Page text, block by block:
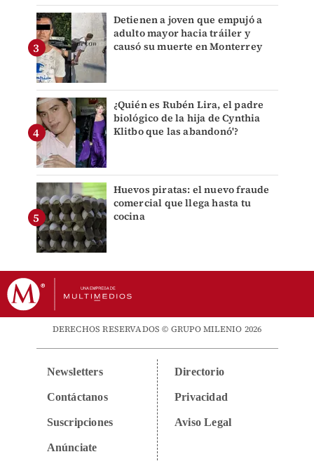
Detienen a joven que empujó a
adulto mayor hacia tráiler y
causó su muerte en Monterrey
¿Quién es Rubén Lira, el padre
biológico de la hija de Cynthia
Klitbo que las abandonó'?
Huevos piratas: el nuevo fraude
comercial que llega hasta tu
cocina
DERECHOS RESERVADOS © GRUPO MILENIO 2026
Newsletters
Contáctanos
Suscripciones
Anúnciate
Directorio
Privacidad
Aviso Legal